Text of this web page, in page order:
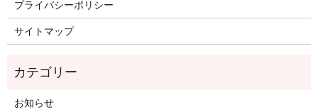
プライバシーポリシー
サイトマップ
お知らせ